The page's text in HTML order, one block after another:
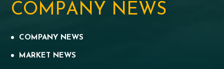
COM PAN Y N EWS
COMPANY NEWS
MARKET NEWS